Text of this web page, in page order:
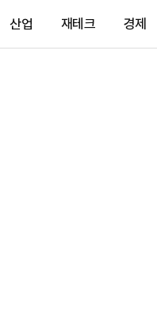
산업 재테크 경제